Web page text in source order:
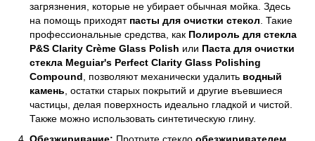
загрязнения, которые не убирает обычная мойка. Здесь
на помощь приходят пасты для очистки стекол. Такие
профессиональные средства, как Полироль для стекла
P&S Clarity Crème Glass Polish или Паста для очистки
стекла Meguiar's Perfect Clarity Glass Polishing
Compound, позволяют механически удалить водный
камень, остатки старых покрытий и другие въевшиеся
частицы, делая поверхность идеально гладкой и чистой.
Также можно использовать синтетическую глину.
Обезжиривание: Протрите стекло обезжиривателем